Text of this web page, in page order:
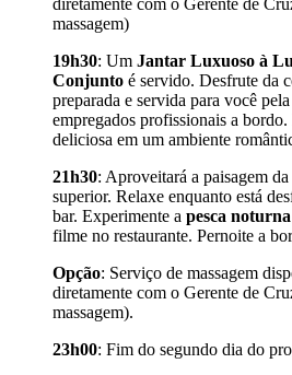
massagem)
19h30: Um Jantar Luxuoso à
Conjunto é servido. Desfrute da
preparada e servida para você
empregados profissionais a
deliciosa em um ambiente
21h30: Aproveitará a paisagem
superior. Relaxe enquanto está
bar. Experimente a pesca
filme no restaurante. Pernoite a
Opção: Serviço de massagem
diretamente com o Gerente de
massagem).
23h00: Fim do segundo dia do